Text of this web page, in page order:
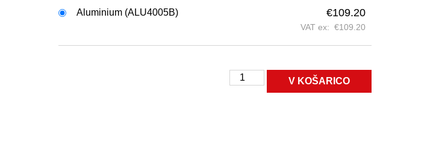
Aluminium (ALU4005B) €109.20
VAT ex: €109.20
V KOŠARICO